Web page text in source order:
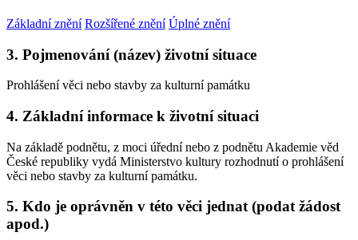
Základní znění Rozšířené znění Úplné znění
3. Pojmenování (název) životní situace
Prohlášení věci nebo stavby za kulturní památku
4. Základní informace k životní situaci
Na základě podnětu, z moci úřední nebo z podnětu Akademie věd
České republiky vydá Ministerstvo kultury rozhodnutí o prohlášení
věci nebo stavby za kulturní památku.
5. Kdo je oprávněn v této věci jednat (podat žádost
apod.)